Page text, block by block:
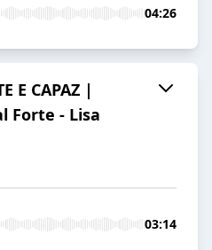
04:26
E CAPAZ |
Forte - Lisa
03:14